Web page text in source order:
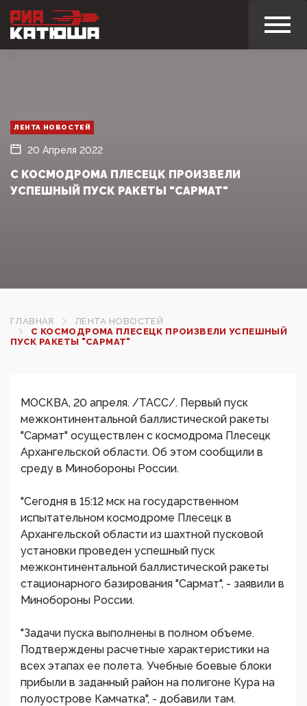
ЛЕНТА НОВОСТЕЙ
20 Апреля 2022
С КОСМОДРОМА ПЛЕСЕЦК ПРОИЗВЕЛИ
УСПЕШНЫЙ ПУСК РАКЕТЫ "САРМАТ"
ГЛАВНАЯ
ЛЕНТА НОВОСТЕЙ
С КОСМОДРОМА ПЛЕСЕЦК ПРОИЗВЕЛИ УСПЕШНЫЙ
ПУСК РАКЕТЫ "САРМАТ"
МОСКВА, 20 апреля. /ТАСС/. Первый пуск
межконтинентальной баллистической ракеты
"Сармат" осуществлен с космодрома Плесецк
Архангельской области. Об этом сообщили в
среду в Минобороны России.
"Сегодня в 15:12 мск на государственном
испытательном космодроме Плесецк в
Архангельской области из шахтной пусковой
установки проведен успешный пуск
межконтинентальной баллистической ракеты
стационарного базирования "Сармат", - заявили в
Минобороны России.
"Задачи пуска выполнены в полном объеме.
Подтверждены расчетные характеристики на
всех этапах ее полета. Учебные боевые блоки
прибыли в заданный район на полигоне Кура на
полуострове Камчатка", - добавили там.